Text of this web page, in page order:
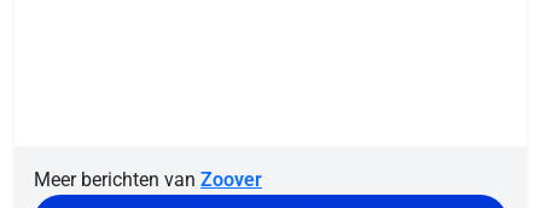
Meer berichten van Zoover